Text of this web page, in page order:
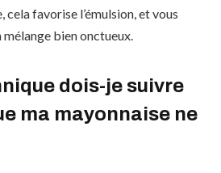
favorise l’émulsion, et vous
bien onctueux.
dois-je suivre
ma mayonnaise ne